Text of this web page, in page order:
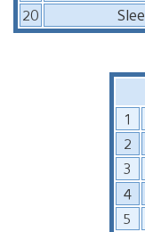
20
1
2
3
4
5